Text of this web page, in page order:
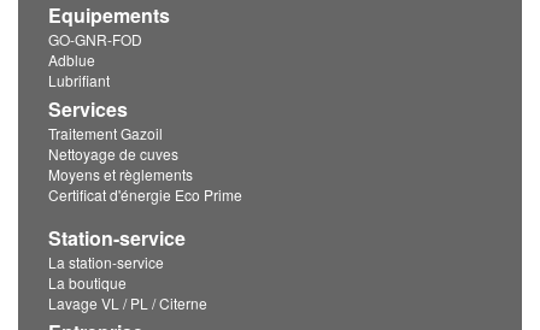
Equipements
GO-GNR-FOD
Adblue
Lubrifiant
Services
Traitement Gazoil
Nettoyage de cuves
Moyens et règlements
Certificat d'énergie Eco Prime
Station-service
La station-service
La boutique
Lavage VL / PL / Citerne